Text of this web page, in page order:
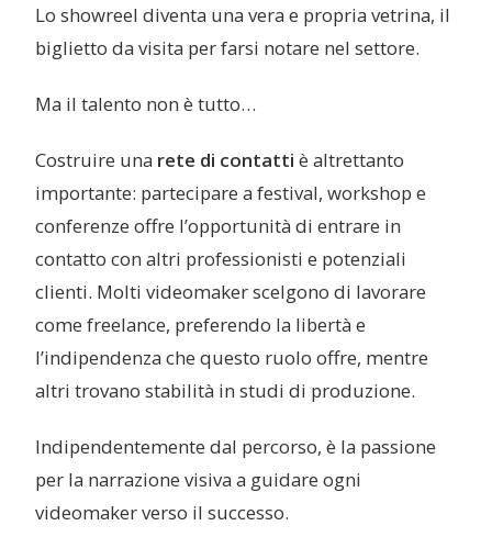
Lo showreel diventa una vera e propria vetrina, il
biglietto da visita per farsi notare nel settore.
Ma il talento non è tutto…
Costruire una rete di contatti è altrettanto
importante: partecipare a festival, workshop e
conferenze offre l’opportunità di entrare in
contatto con altri professionisti e potenziali
clienti. Molti videomaker scelgono di lavorare
come freelance, preferendo la libertà e
l’indipendenza che questo ruolo offre, mentre
altri trovano stabilità in studi di produzione.
Indipendentemente dal percorso, è la passione
per la narrazione visiva a guidare ogni
videomaker verso il successo.